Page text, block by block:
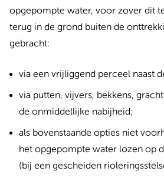
opgepompte water, voor zover dit
terug in de grond buiten de
gebracht:
via een vrijliggend perceel naast
via putten, vijvers, bekkens,
de onmiddellijke nabijheid;
als bovenstaande opties niet
het opgepompte water lozen op
(bij een gescheiden